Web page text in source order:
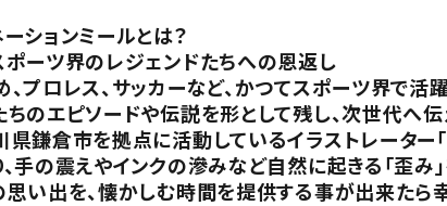
ションミールとは？
ポーツ界のレジェンドたちへの恩返し
プロレス、サッカーなど、かつてスポーツ界で
のエピソードや伝説を形として残し、次世代へ
鎌倉市を拠点に活動しているイラストレーター「
手の震えやインクの滲みなど自然に起きる「歪
い出を、懐かしむ時間を提供する事が出来たら幸